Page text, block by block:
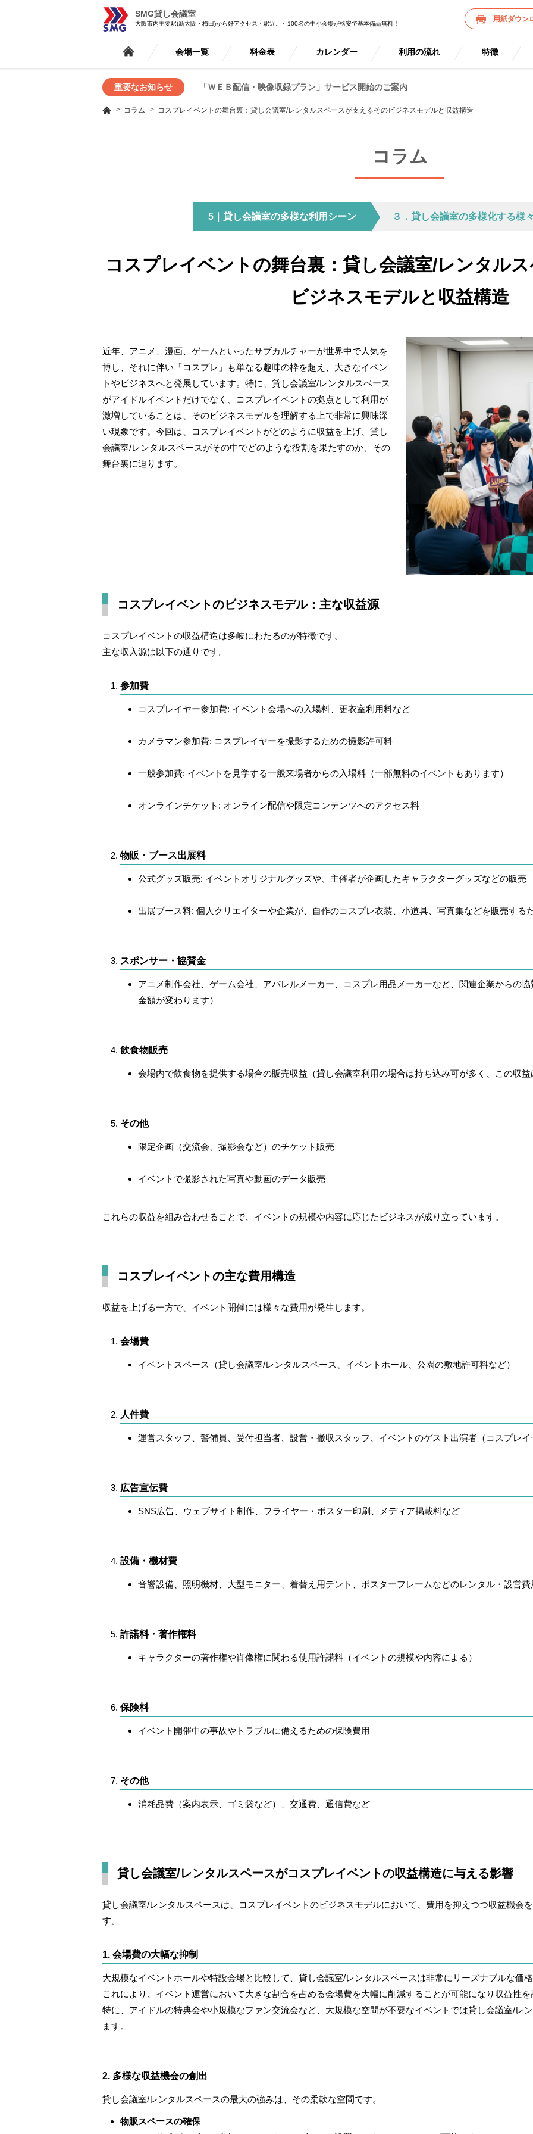
SMG貸し会議室
大阪市内主要駅(新大阪・梅田)から好アクセス・駅近。～100名の中小会場が格安で基本備品無料！
用紙ダウン
会場一覧 料金表 カレンダー 利用の流れ 特徴
重要なお知らせ 「ＷＥＢ配信・映像収録プラン」サービス開始のご案内
コラム コスプレイベントの舞台裏：貸し会議室/レンタルスペースが支えるそのビジネスモデルと収益構造
コラム
5｜貸し会議室の多様な利用シーン ３．貸し会議室の多様化する様
コスプレイベントの舞台裏：貸し会議室/レンタル
ビジネスモデルと収益構造
近年、アニメ、漫画、ゲームといったサブカルチャーが世界中で人気を
博し、それに伴い「コスプレ」も単なる趣味の枠を超え、大きなイベン
トやビジネスへと発展しています。特に、貸し会議室/レンタルスペース
がアイドルイベントだけでなく、コスプレイベントの拠点として利用が
激増していることは、そのビジネスモデルを理解する上で非常に興味深
い現象です。今回は、コスプレイベントがどのように収益を上げ、貸し
会議室/レンタルスペースがその中でどのような役割を果たすのか、その
舞台裏に迫ります。
コスプレイベントのビジネスモデル：主な収益源
コスプレイベントの収益構造は多岐にわたるのが特徴です。
主な収入源は以下の通りです。
参加費
コスプレイヤー参加費: イベント会場への入場料、更衣室利用料など
カメラマン参加費: コスプレイヤーを撮影するための撮影許可料
一般参加費: イベントを見学する一般来場者からの入場料（一部無料のイベントもあります）
オンラインチケット : オンライン配信や限定コンテンツへのアクセス料
物販・ブース出展料
公式グッズ販売: イベントオリジナルグッズや、主催者が企画したキャラクターグッズなどの販売
出展ブース料: 個人クリエイターや企業が、自作のコスプレ衣装、小道具、写真集などを販売する
スポンサー・協賛金
アニメ制作会社、ゲーム会社、アパレルメーカー、コスプレ用品メーカーなど、関連企業からの
金額が変わります）
飲食物販売
会場内で飲食物を提供する場合の販売収益（貸し会議室利用の場合は持ち込み可が多く、この収益
その他
限定企画（交流会、撮影会など）のチケット販売
イベントで撮影された写真や動画のデータ販売
これらの収益を組み合わせることで、イベントの規模や内容に応じたビジネスが成り立っています。
コスプレイベントの主な費用構造
収益を上げる一方で、イベント開催には様々な費用が発生します。
会場費
イベントスペース（貸し会議室/レンタルスペース、イベントホール、公園の敷地許可料など）
人件費
運営スタッフ、警備員、受付担当者、設営・撤収スタッフ、イベントのゲスト出演者（コスプレ
広告宣伝費
SNS広告、ウェブサイト制作、フライヤー・ポスター印刷、メディア掲載料など
設備・機材費
音響設備、照明機材、大型モニター、着替え用テント、ポスターフレームなどのレンタル・設営費
許諾料・著作権料
キャラクターの著作権や肖像権に関わる使用許諾料（イベントの規模や内容による）
保険料
イベント開催中の事故やトラブルに備えるための保険費用
その他
消耗品費（案内表示、ゴミ袋など）、交通費、通信費など
貸し会議室/レンタルスペースがコスプレイベントの収益構造に与える影響
貸し会議室/レンタルスペースは、コスプレイベントのビジネスモデルにおいて、費用を抑えつつ収益機会
す。
1. 会場費の大幅な抑制
大規模なイベントホールや特設会場と比較して、貸し会議室/レンタルスペースは非常にリーズナブルな価格
これにより、イベント運営において大きな割合を占める会場費を大幅に削減することが可能になり収益性を
特に、アイドルの特典会や小規模なファン交流会など、大規模な空間が不要なイベントでは貸し会議室/レ
ます。
2. 多様な収益機会の創出
貸し会議室/レンタルスペースの最大の強みは、その柔軟な空間です。
物販スペースの確保